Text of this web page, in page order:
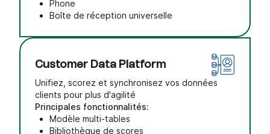
Phone
Boîte de réception universelle
Customer Data Platform
Unifiez, scorez et synchronisez vos données
clients pour plus d'agilité
Principales fonctionnalités:
Modèle multi-tables
Bibliothèque de scores